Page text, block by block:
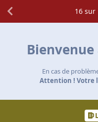
En cas de
Attention ! Votre
16 sur